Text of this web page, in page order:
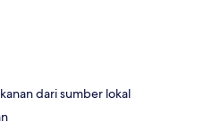
dari sumber lokal